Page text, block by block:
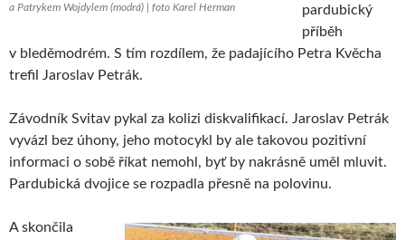
a Patrykem Wojdylem (modrá) | foto Karel Herman
pardubický
příběh
v bleděmodrém. S tím rozdílem, že padajícího Petra Kvěcha
trefil Jaroslav Petrák.
Závodník Svitav pykal za kolizi diskvalifikací. Jaroslav Petrák
vyvázl bez úhony, jeho motocykl by ale takovou pozitivní
informaci o sobě říkat nemohl, byť by nakrásně uměl mluvit.
Pardubická dvojice se rozpadla přesně na polovinu.
A skončila